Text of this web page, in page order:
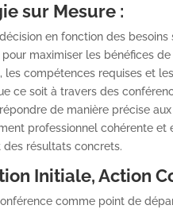
sur Mesure :
en fonction des
pour maximiser les bénéfices
les compétences requises et
ce soit à travers des
de manière précise
professionnel cohérente et
résultats concrets.
Initiale, Action
comme point de